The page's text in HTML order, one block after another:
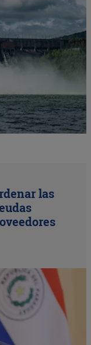
las